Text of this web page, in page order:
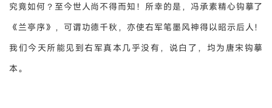
究竟如何？至今世人尚不得而知！所幸的是，冯承素精心钩摹了
《兰亭序》，可谓功德千秋，亦使右军笔墨风神得以昭示后人！
我们今天所能见到右军真本几乎没有，说白了，均为唐宋钩摹
本。